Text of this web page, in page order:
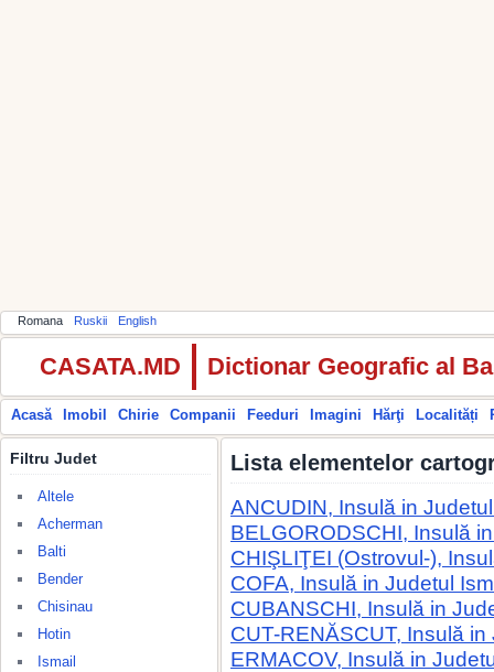
Romana Ruskii English
CASATA.MD Dictionar Geografic al
Acasă Imobil Chirie Companii Feeduri Imagini Hărţi Localități
Filtru Judet
Altele
Acherman
Balti
Bender
Chisinau
Hotin
Ismail
Lista elementelor
ANCUDIN, Insulă in
BELGORODSCHI, Insulă
CHIŞLIŢEI (Ostrovul-),
COFA, Insulă in Judetul
CUBANSCHI, Insulă in
CUT-RENĂSCUT, Insulă
ERMACOV, Insulă in